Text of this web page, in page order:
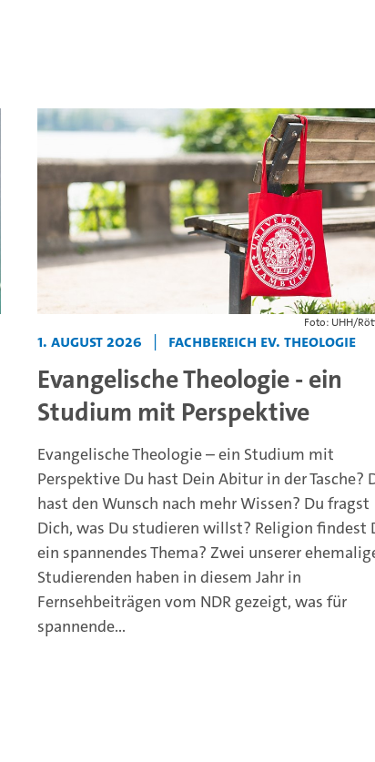
Foto: UHH/
1. August 2026 | Fachbereich Ev. Theologie
Evangelische Theologie - ein
Studium mit Perspektive
Evangelische Theologie – ein Studium mit
Perspektive Du hast Dein Abitur in der Tasche?
hast den Wunsch nach mehr Wissen? Du fragst
Dich, was Du studieren willst? Religion findest
ein spannendes Thema? Zwei unserer
Studierenden haben in diesem Jahr in
Fernsehbeiträgen vom NDR gezeigt, was für
spannende...